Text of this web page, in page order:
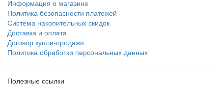
Информация о магазине
Политика безопасности платежей
Система накопительных скидок
Доставка и оплата
Договор купли-продажи
Политика обработки персональных данных
Полезные ссылки